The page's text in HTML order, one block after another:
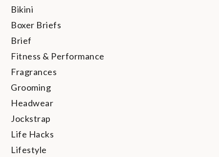
Bikini
Boxer Briefs
Brief
Fitness & Performance
Fragrances
Grooming
Headwear
Jockstrap
Life Hacks
Lifestyle